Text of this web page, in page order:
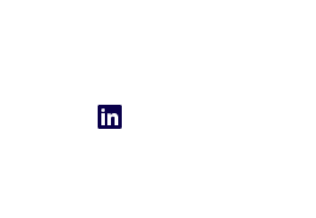
Social
LinkedIn